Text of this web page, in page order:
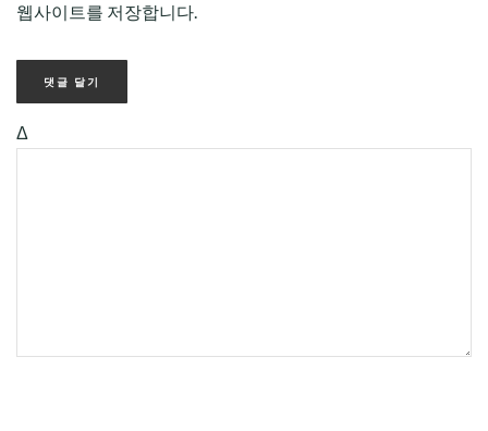
웹사이트를 저장합니다.
Δ